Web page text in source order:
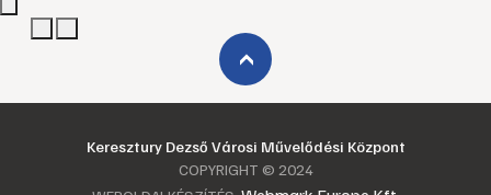
›
Keresztury Dezső Városi Művelődési Központ
COPYRIGHT © 2024